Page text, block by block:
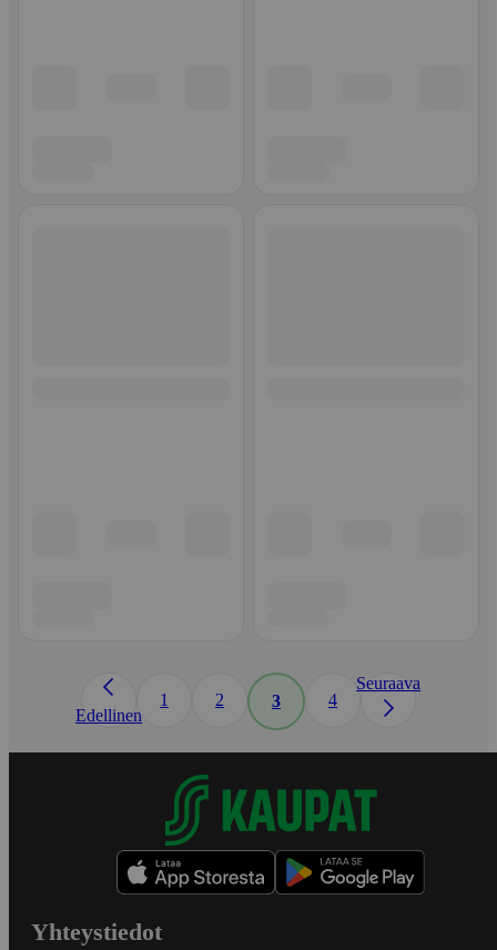
Edellinen
1 2 3 4
Seuraava
Yhteystiedot